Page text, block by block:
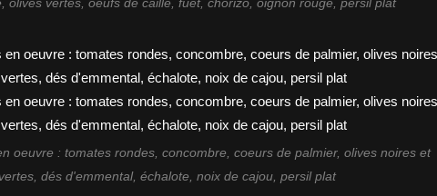
olives vertes, oeufs de caille, fuet, chorizo, oignon rouge, persil plat
oeuvre : tomates rondes, concombre, coeurs de palmier, olives noires et
vertes, dés d'emmental, échalote, noix de cajou, persil plat